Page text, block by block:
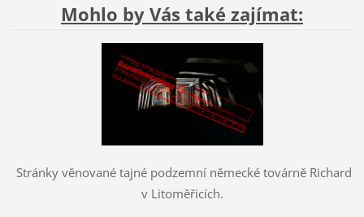
Mohlo by Vás také zajímat:
Stránky věnované tajné podzemní německé továrně Richard
v Litoměřicích.